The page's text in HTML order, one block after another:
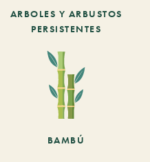
ARBOLES Y ARBUSTOS
PERSISTENTES
BAMBÚ